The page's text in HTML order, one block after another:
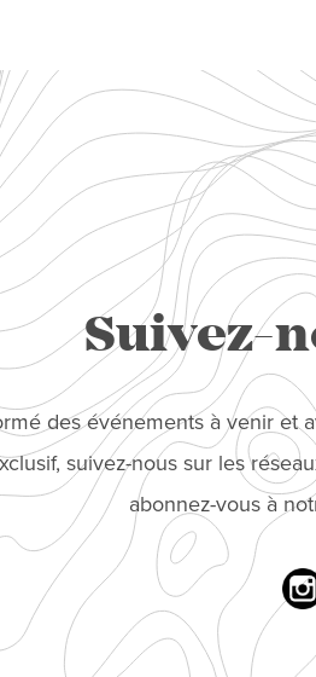
Suivez-
des événements à venir et
suivez-nous sur les
abonnez-vous à